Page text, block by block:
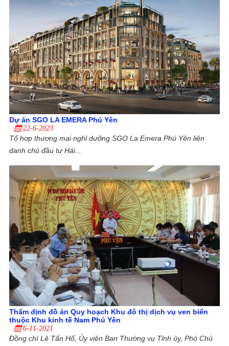
Dự án SGO LA EMERA Phú Yên
22-6-2023
Tổ hợp thương mại nghỉ dưỡng SGO La Emera Phú Yên liên
danh chủ đầu tư Hải...
Thẩm định đồ án Quy hoạch Khu đô thị dịch vụ ven biển
thuộc Khu kinh tế Nam Phú Yên
6-11-2021
Đồng chí Lê Tấn Hổ, Ủy viên Ban Thường vụ Tỉnh ủy, Phó Chủ